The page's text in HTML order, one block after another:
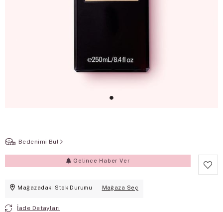
Bedenimi Bul
Gelince Haber Ver
Mağazadaki Stok Durumu Mağaza Seç
İade Detayları